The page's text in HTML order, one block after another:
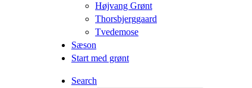
Højvang Grønt
Thorsbjerggaard
Tvedemose
Sæson
Start med grønt
Search